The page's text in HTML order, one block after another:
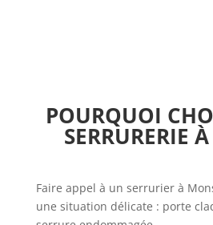
POURQUOI
SERRURERIE
Faire appel à un serrurier à
une situation délicate : porte